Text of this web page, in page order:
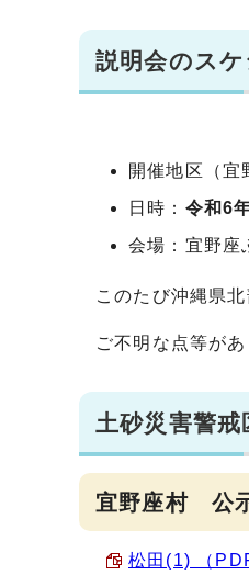
説明会のス
開催地区（宜
日時： 令和6
会場：宜野座
このたび沖縄県
ご不明な点等が
土砂災害警戒
宜野座村 公
松田(1) （